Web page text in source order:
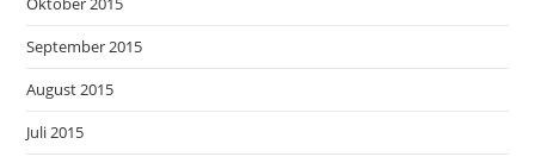
September 2015
August 2015
Juli 2015